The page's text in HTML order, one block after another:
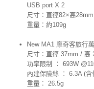
USB port X 2
尺寸：直徑82×高
重量：約109g
New MA1 摩奇客旅行
尺寸：直徑 37mm / 高
功率限制 ： 693W
內建保險絲 ： 6.3A (含
重量： 26.5g